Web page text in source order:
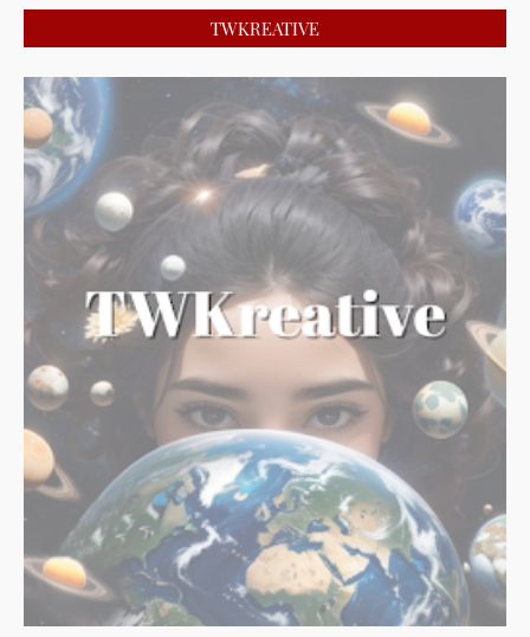
TWKREATIVE